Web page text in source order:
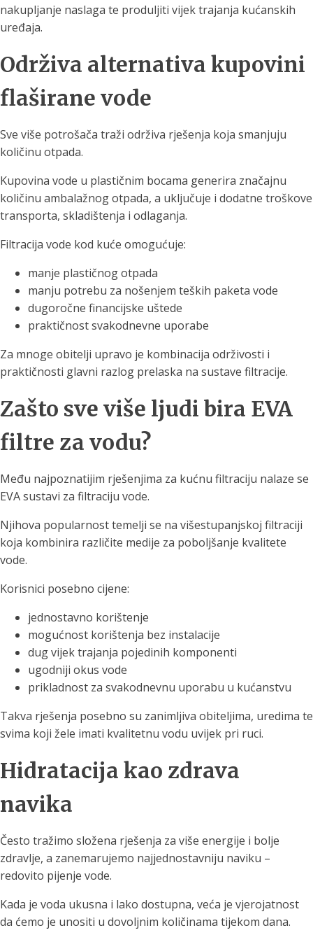
nakupljanje naslaga te produljiti vijek trajanja kućanskih
uređaja.
Održiva alternativa kupovini
flaširane vode
Sve više potrošača traži održiva rješenja koja smanjuju
količinu otpada.
Kupovina vode u plastičnim bocama generira značajnu
količinu ambalažnog otpada, a uključuje i dodatne troškove
transporta, skladištenja i odlaganja.
Filtracija vode kod kuće omogućuje:
manje plastičnog otpada
manju potrebu za nošenjem teških paketa vode
dugoročne financijske uštede
praktičnost svakodnevne uporabe
Za mnoge obitelji upravo je kombinacija održivosti i
praktičnosti glavni razlog prelaska na sustave filtracije.
Zašto sve više ljudi bira EVA
filtre za vodu?
Među najpoznatijim rješenjima za kućnu filtraciju nalaze se
EVA sustavi za filtraciju vode.
Njihova popularnost temelji se na višestupanjskoj filtraciji
koja kombinira različite medije za poboljšanje kvalitete
vode.
Korisnici posebno cijene:
jednostavno korištenje
mogućnost korištenja bez instalacije
dug vijek trajanja pojedinih komponenti
ugodniji okus vode
prikladnost za svakodnevnu uporabu u kućanstvu
Takva rješenja posebno su zanimljiva obiteljima, uredima te
svima koji žele imati kvalitetnu vodu uvijek pri ruci.
Hidratacija kao zdrava
navika
Često tražimo složena rješenja za više energije i bolje
zdravlje, a zanemarujemo najjednostavniju naviku –
redovito pijenje vode.
Kada je voda ukusna i lako dostupna, veća je vjerojatnost
da ćemo je unositi u dovoljnim količinama tijekom dana.